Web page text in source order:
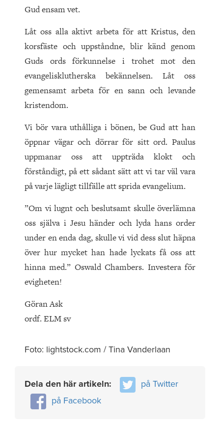
Gud ensam vet.
Låt oss alla aktivt arbeta för att Kristus, den
korsfäste och uppståndne, blir känd genom
Guds ords förkunnelse i trohet mot den
evangelisklutherska bekännelsen. Låt oss
gemensamt arbeta för en sann och levande
kristendom.
Vi bör vara uthålliga i bönen, be Gud att han
öppnar vägar och dörrar för sitt ord. Paulus
uppmanar oss att uppträda klokt och
förståndigt, på ett sådant sätt att vi tar väl vara
på varje lägligt tillfälle att sprida evangelium.
”Om vi lugnt och beslutsamt skulle överlämna
oss själva i Jesu händer och lyda hans order
under en enda dag, skulle vi vid dess slut häpna
över hur mycket han hade lyckats få oss att
hinna med.” Oswald Chambers. Investera för
evigheten!
Göran Ask
ordf. ELM sv
Foto: lightstock.com / Tina Vanderlaan
Dela den här artikeln:
på Twitter
på Facebook